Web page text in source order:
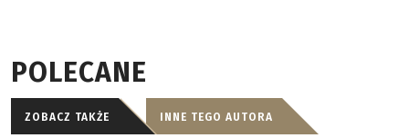
POLECANE
ZOBACZ TAKŻE INNE TEGO AUTORA